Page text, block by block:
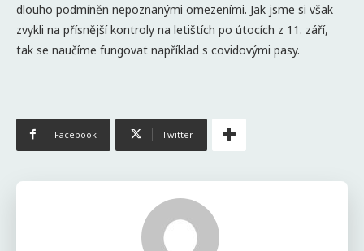
dlouho podmíněn nepoznanými omezeními. Jak jsme si však
zvykli na přísnější kontroly na letištích po útocích z 11. září,
tak se naučíme fungovat například s covidovými pasy.
Facebook Twitter